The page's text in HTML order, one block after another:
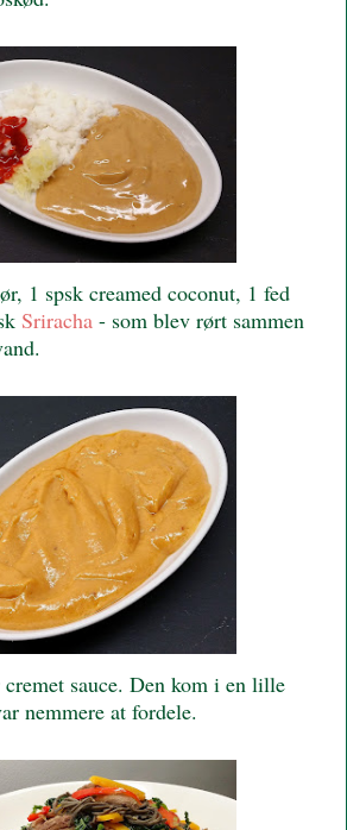
1 spsk creamed coconut, 1 fed
Sriracha - som blev rørt sammen
sauce. Den kom i en lille
nemmere at fordele.